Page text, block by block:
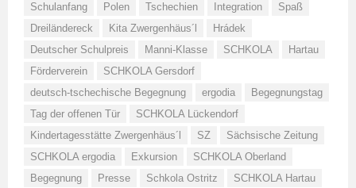
Schulanfang
Polen Tschechien Integration
Spaß
Dreiländereck
Kita Zwergenhäus´l
Hrádek
Deutscher Schulpreis
Manni-Klasse SCHKOLA
Hartau
Förderverein
SCHKOLA Gersdorf
deutsch-tschechische Begegnung
ergodia
Begegnungstag
Tag der offenen Tür
SCHKOLA Lückendorf
Kindertagesstätte Zwergenhäus´l
SZ
Sächsische Zeitung
SCHKOLA ergodia
Exkursion
SCHKOLA Oberland
Begegnung
Presse Schkola Ostritz SCHKOLA Hartau